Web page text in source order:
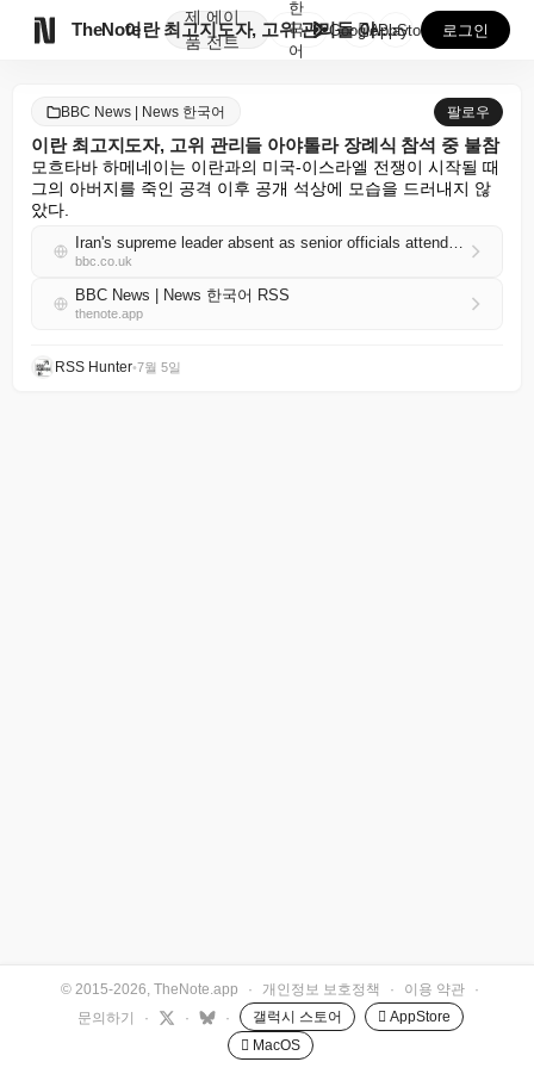
TheNote
제
품
에이
전트
이란 최고지도자, 고위 관리들 아야톨라 장례식 참석 중...
한
국
어
GooglePlay
AppStore 로그인
BBC News | News 한국어 팔로우
이란 최고지도자, 고위 관리들 아야톨라 장례식 참석 중 불참
모흐타바 하메네이는 이란과의 미국-이스라엘 전쟁이 시작될 때
그의 아버지를 죽인 공격 이후 공개 석상에 모습을 드러내지 않
았다.
Iran's supreme leader absent as senior officials attend ayatollah's funeral
bbc.co.uk
BBC News | News 한국어 RSS
thenote.app
RSS Hunter•7월 5일
© 2015-2026, TheNote.app · 개인정보 보호정책 · 이용 약관
·
문의하기
· · · 갤럭시 스토어
 AppStore
 MacOS